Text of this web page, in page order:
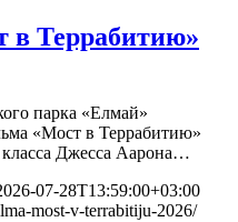
в Террабитию»
парка «Елмай»
«Мост в Террабитию»
Джесса Аарона…
07-28T13:59:00+03:00
most-v-terrabitiju-2026/